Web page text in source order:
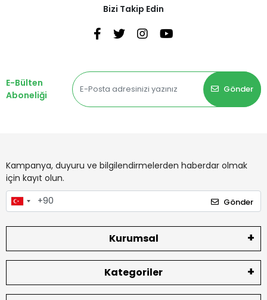
Bizi Takip Edin
E-Bülten
Aboneliği
Gönder
Kampanya, duyuru ve bilgilendirmelerden haberdar olmak
için kayıt olun.
Gönder
Kurumsal
Kategoriler